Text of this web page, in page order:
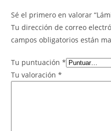
Sé el primero en valorar
Tu dirección de correo
campos obligatorios están
Tu puntuación*
Tu valoración*